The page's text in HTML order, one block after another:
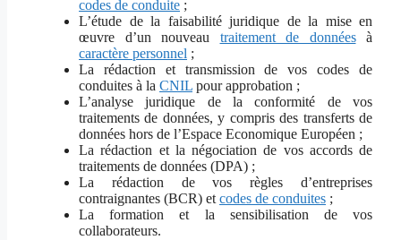
codes de conduite ;
L’étude de la faisabilité juridique de la mise en
œuvre d’un nouveau traitement de donnéesà
caractère personnel ;
La rédaction et transmission de vos codes de
conduites à la CNIL pour approbation ;
L’analyse juridique de la conformité de vos
traitements de données, y compris des transferts de
données hors de l’Espace Economique Européen ;
La rédaction et la négociation de vos accords de
traitements de données (DPA) ;
La rédaction de vos règles d’entreprises
contraignantes (BCR) et codes de conduites ;
La formation et la sensibilisation de vos
collaborateurs.